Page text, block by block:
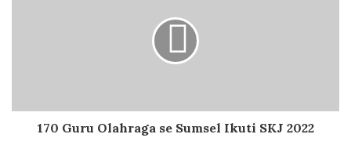
170 Guru Olahraga se Sumsel Ikuti SKJ 2022